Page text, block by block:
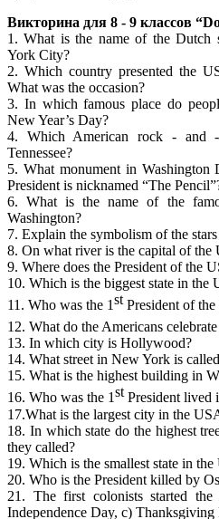
Викторина для 8 - 9 классов
1. What is the name of the Dutch
York City?
2. Which country presented the
What was the occasion?
3. In which famous place do
New Year’s Day?
4. Which American rock - and
Tennessee?
5. What monument in Washington
President is nicknamed “The
6. What is the name of the
Washington?
7. Explain the symbolism of the
8. On what river is the capital of the
9. Where does the President of the
10. Which is the biggest state in the
11. Who was the 1stPresident of
12. What do the Americans
13. In which city is Hollywood?
14. What street in New York is
15. What is the highest building in
16. Who was the 1stPresident lived
17.What is the largest city in the
18. In which state do the highest
they called?
19. Which is the smallest state in
20. Who is the President killed by
21. The first colonists started
Independence Day, c)